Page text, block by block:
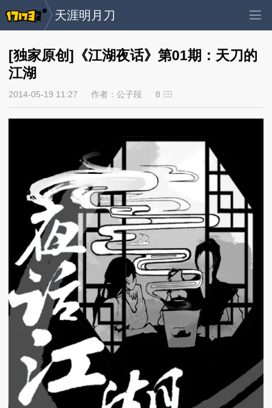
天涯明月刀
[独家原创]《江湖夜话》第01期：天刀的
江湖
2014-05-19 11:27 作者：公子段 8